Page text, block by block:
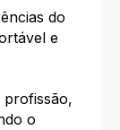
do
e
profissão,
o